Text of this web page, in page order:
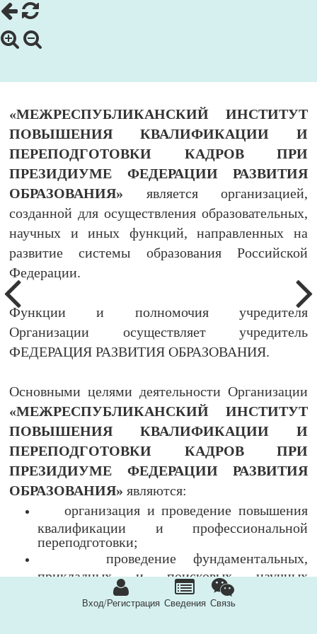
«МЕЖРЕСПУБЛИКАНСКИЙ ИНСТИТУТ
ПОВЫШЕНИЯ КВАЛИФИКАЦИИ И
ПЕРЕПОДГОТОВКИ КАДРОВ ПРИ
ПРЕЗИДИУМЕ ФЕДЕРАЦИИ РАЗВИТИЯ
ОБРАЗОВАНИЯ» является организацией,
созданной для осуществления образовательных,
научных и иных функций, направленных на
развитие системы образования Российской
Федерации.
Функции и полномочия учредителя
Организации осуществляет учредитель
ФЕДЕРАЦИЯ РАЗВИТИЯ ОБРАЗОВАНИЯ.
Основными целями деятельности Организации
«МЕЖРЕСПУБЛИКАНСКИЙ ИНСТИТУТ
ПОВЫШЕНИЯ КВАЛИФИКАЦИИ И
ПЕРЕПОДГОТОВКИ КАДРОВ ПРИ
ПРЕЗИДИУМЕ ФЕДЕРАЦИИ РАЗВИТИЯ
ОБРАЗОВАНИЯ» являются:
организация и проведение повышения
квалификации и профессиональной
переподготовки;
проведение фундаментальных,
прикладных и поисковых научных
исследований в целях реализации политики
устойчивого развития в сфере образования,
Вход/Регистрация Сведения Связь